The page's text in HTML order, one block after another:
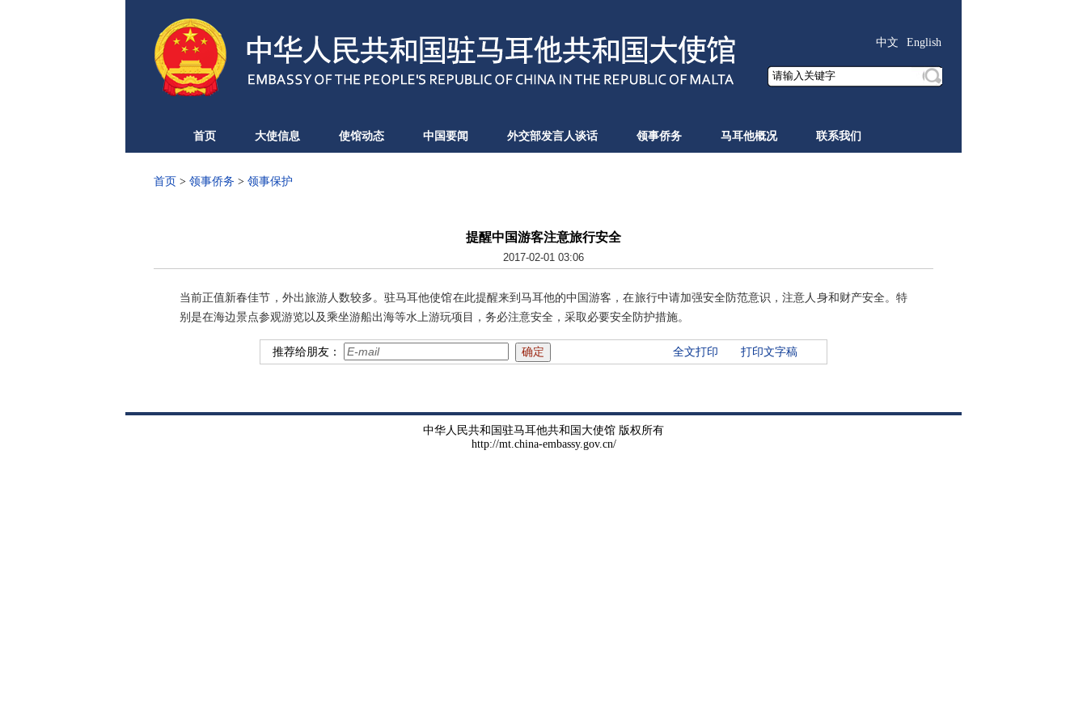
English
中文
首页 大使信息 使馆动态 中国要闻 外交部发言人谈话 领事侨务 马耳他概况 联系我们
首页 > 领事侨务 > 领事保护
提醒中国游客注意旅行安全
2017-02-01 03:06
当前正值新春佳节，外出旅游人数较多。驻马耳他使馆在此提醒来到马耳他的中国游客，在旅行中请加强安全防范意识，注意人身和财产安全。特
别是在海边景点参观游览以及乘坐游船出海等水上游玩项目，务必注意安全，采取必要安全防护措施。
推荐给朋友： 全文打印 打印文字稿
中华人民共和国驻马耳他共和国大使馆 版权所有
http://mt.china-embassy.gov.cn/